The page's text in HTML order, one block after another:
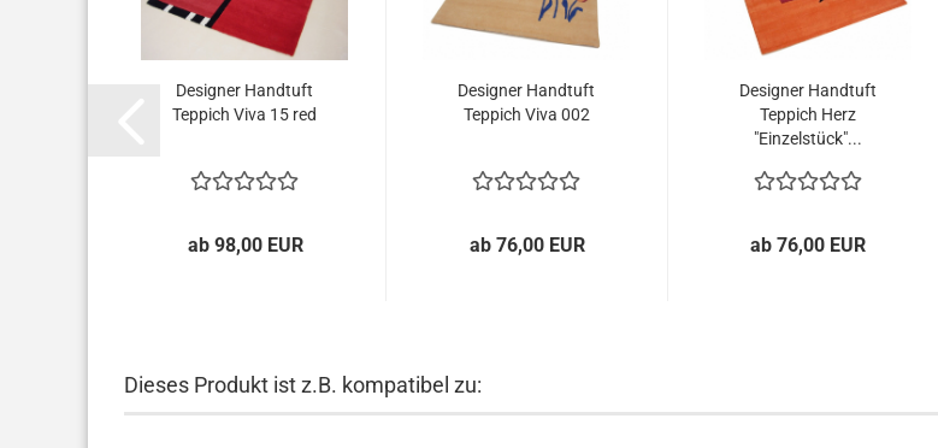
Designer Handtuft
Teppich Viva 15 red
ab 98,00 EUR
Designer Handtuft
Teppich Viva 002
ab 76,00 EUR
Designer Handtuft
Teppich Herz
"Einzelstück"...
ab 76,00 EUR
Dieses Produkt ist z.B. kompatibel zu: